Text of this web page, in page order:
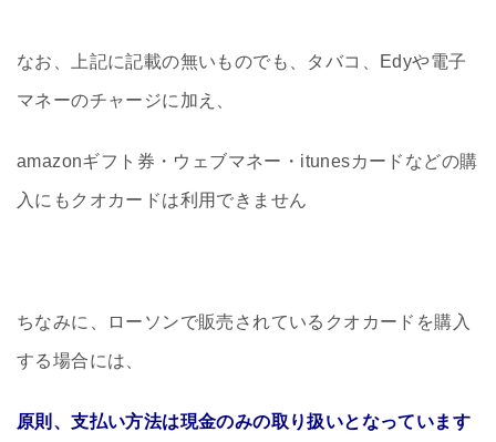
なお、上記に記載の無いものでも、タバコ、Edyや電子
マネーのチャージに加え、
amazonギフト券・ウェブマネー・itunesカードなどの購
入にもクオカードは利用できません
ちなみに、ローソンで販売されているクオカードを購入
する場合には、
原則、支払い方法は現金のみの取り扱いとなっています